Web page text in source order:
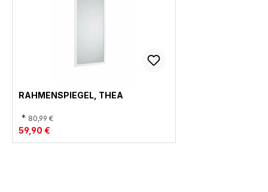
RAHMENSPIEGEL, THEA
* 80,99 €
59,90 €